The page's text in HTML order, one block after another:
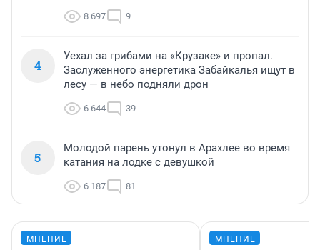
8 697 9
4
Уехал за грибами на «Крузаке» и пропал.
Заслуженного энергетика Забайкалья ищут в
лесу — в небо подняли дрон
6 644 39
5
Молодой парень утонул в Арахлее во время
катания на лодке с девушкой
6 187 81
МНЕНИЕ МНЕНИЕ